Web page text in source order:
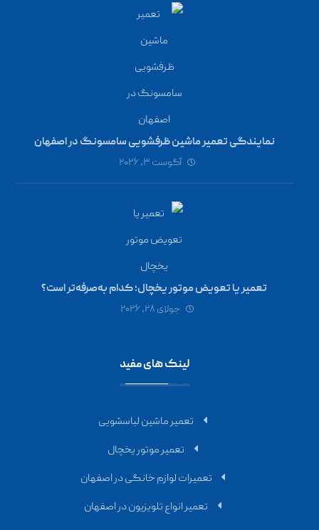
نمایندگی تعمیر ماشین ظرفشویی سامسونگ در اصفهان
آگوست ۳, ۲۰۲۶
تعمیر یا تعویض موتور یخچال؛ کدام به‌صرفه‌تر است؟
جولای ۲۸, ۲۰۲۶
لینک های مفید
تعمیر ماشین لباسشویی
تعمیر موتور یخچال
تعمیرات لوازم خانگی در اصفهان
تعمیر انواع تلویزیون در اصفهان